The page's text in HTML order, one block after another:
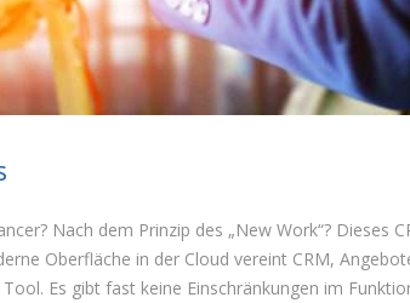
Nach dem Prinzip des „New Work“? Dieses
Oberfläche in der Cloud vereint CRM,
Es gibt fast keine Einschränkungen im